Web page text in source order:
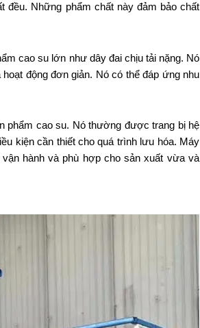
đều. Những phẩm chất này đảm bảo chất
cao su lớn như dây đai chịu tải nặng. Nó
động đơn giản. Nó có thể đáp ứng nhu
phẩm cao su. Nó thường được trang bị hệ
kiện cần thiết cho quá trình lưu hóa. Máy
hành và phù hợp cho sản xuất vừa và